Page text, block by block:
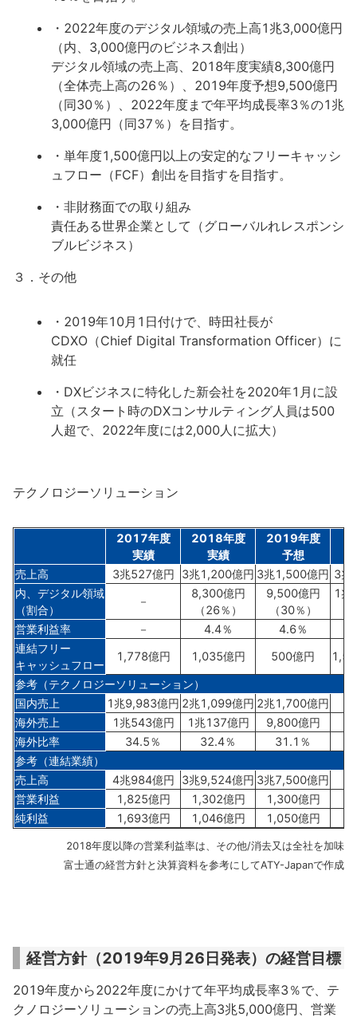
・2022年度のデジタル領域の売上高1兆3,000億円
（内、3,000億円のビジネス創出）
デジタル領域の売上高、2018年度実績8,300億円
（全体売上高の26％）、2019年度予想9,500億円
（同30％）、2022年度まで年平均成長率3％の1兆
3,000億円（同37％）を目指す。
・単年度1,500億円以上の安定的なフリーキャッシ
ュフロー（FCF）創出を目指すを目指す。
・非財務面での取り組み
責任ある世界企業として（グローバルれレスポンシ
ブルビジネス）
３．その他
・2019年10月1日付けで、時田社長が
CDXO（Chief Digital Transformation Officer）に
就任
・DXビジネスに特化した新会社を2020年1月に設
立（スタート時のDXコンサルティング人員は500
人超で、2022年度には2,000人に拡大）
テクノロジーソリューション
2017年度
実績
2018年度
実績
2019年度
予想
売上高 3兆527億円 3兆1,200億円 3兆1,500億円 3兆
内、デジタル領域
（割合）
－
8,300億円
（26％）
9,500億円
（30％）
1兆
営業利益率
－ 4.4％
4.6％
連結フリー
キャッシュフロー
1,778億円 1,035億円 500億円
参考（テクノロジーソリューション）
国内売上
1兆9,983億円 2兆1,099億円 2兆1,700億円
海外売上
1兆543億円 1兆137億円 9,800億円
海外比率
34.5％ 32.4％ 31.1％
参考（連結業績）
売上高
4兆984億円 3兆9,524億円 3兆7,500億円
営業利益
1,825億円 1,302億円 1,300億円
純利益
1,693億円 1,046億円 1,050億円
2018年度以降の営業利益率は、その他/消去又は全社を加味
富士通の経営方針と決算資料を参考にしてATY-Japanで作成
経営方針（2019年9月26日発表）の経営目標
2019年度から2022年度にかけて年平均成長率3％で、テ
クノロジーソリューションの売上高3兆5,000億円、営業